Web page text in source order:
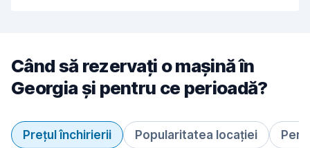
Când să rezervați o mașină în
Georgia și pentru ce perioadă?
Prețul închirierii Popularitatea locației